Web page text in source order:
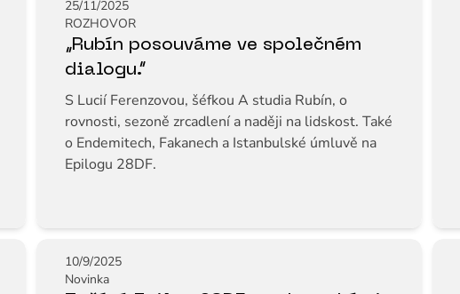
25/11/2025
ROZHOVOR
„Rubín posouváme ve společném
dialogu.“
S Lucií Ferenzovou, šéfkou A studia Rubín, o
rovnosti, sezoně zrcadlení a naději na lidskost. Také
o Endemitech, Fakanech a Istanbulské úmluvě na
Epilogu 28DF.
10/9/2025
Novinka